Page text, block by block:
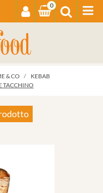
0
& CO
KEBAB
TACCHINO